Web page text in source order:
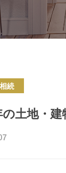
続
の土地・